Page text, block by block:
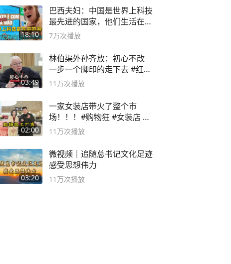
18:10
巴西夫妇：中国是世界上科技
最先进的国家，他们生活在
2999年
7万次播放
03:49
林伯渠外孙齐放：初心不改
一步一个脚印的走下去 #红船
论坛
11万次播放
02:00
一家女装店带火了整个市
场！！！#购物狂 #女装店 #
高品质女装
11万次播放
03:20
微视频｜追随总书记文化足迹
感受思想伟力
11万次播放